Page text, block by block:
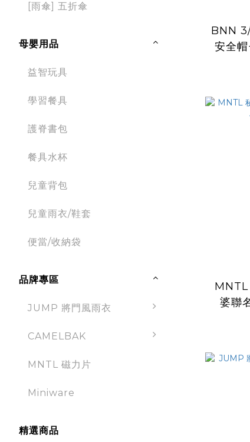
[雨傘] 五折傘
母嬰用品
益智玩具
學習餐具
護脊書包
餐具水杯
兒童背包
兒童雨衣/鞋套
便當/收納袋
品牌專區
JUMP 將門風雨衣
CAMELBAK
MNTL 磁力片
Miniware
精選商品
BNN
安全帽
MNTL
婆聯